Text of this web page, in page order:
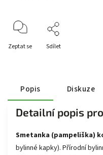
Zeptat se Sdílet
Popis Diskuze
Detailní popis
Smetanka (pampeliška)
bylinné kapky). Přírodní